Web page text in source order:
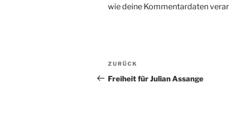
wie deine Kommentardaten
Beitragsnavigation
Vorheriger
Beitrag
ZURÜCK
Freiheit für Julian Assange